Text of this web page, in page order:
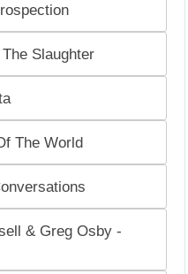
Slaughter
The World
& Greg Osby -